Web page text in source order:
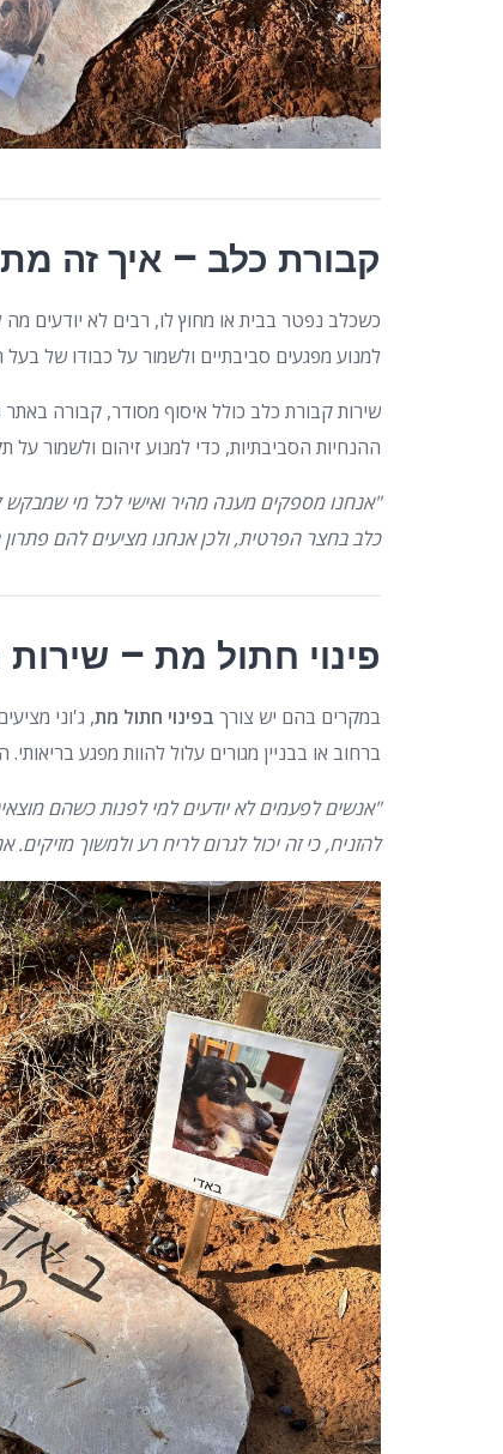
קבורת כלב – איך זה
כשכלב נפטר בבית או מחוץ לו, רבים לא יודעים מה
למנוע מפגעים סביבתיים ולשמור על כבודו של בעל
שירות קבורת כלב כולל איסוף מסודר, קבורה
ההנחיות הסביבתיות, כדי למנוע זיהום ולשמור על
"אנחנו מספקים מענה מהיר ואישי לכל מי שמבקש
כלב בחצר הפרטית, ולכן אנחנו מציעים להם
פינוי חתול מת –
במקרים בהם יש צורך בפינוי חתול מת, ג'וני
ברחוב או בבניין מגורים עלול להוות מפגע
"אנשים לפעמים לא יודעים למי לפנות כשהם
להזניח, כי זה יכול לגרום לריח רע ולמשוך